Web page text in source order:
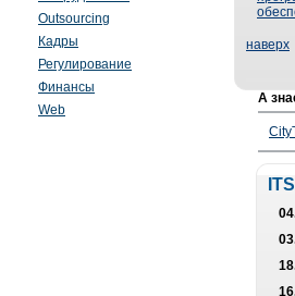
Outsourcing
Кадры
Регулирование
Финансы
Web
наверх
А